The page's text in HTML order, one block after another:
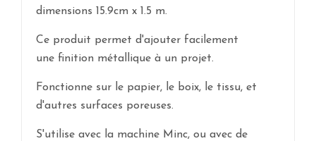
dimensions 15.9cm x 1.5 m.
Ce produit permet d'ajouter facilement
une finition métallique à un projet.
Fonctionne sur le papier, le boix, le tissu, et
d'autres surfaces poreuses.
S'utilise avec la machine Minc, ou avec de